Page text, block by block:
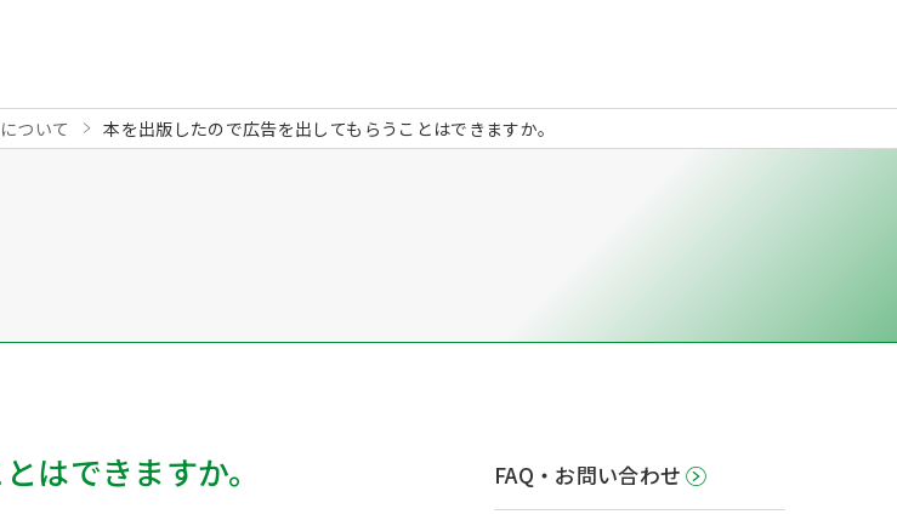
ついて 本を出版したので広告を出してもらうことはできますか。
はできますか。 FAQ・お問い合わせ